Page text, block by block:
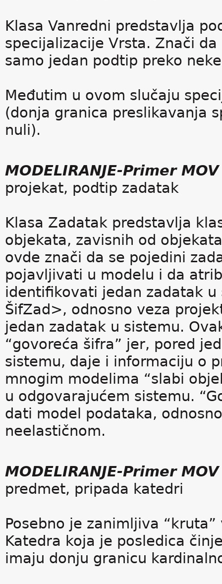
Klasa Vanredni predstavlja
specijalizacije Vrsta. Znači
samo jedan podtip preko
Međutim u ovom slučaju
(donja granica preslikavanja
nuli).
MODELIRANJE-Primer MOV
projekat, podtip zadatak
Klasa Zadatak predstavlja
objekata, zavisnih od
ovde znači da se pojedini
pojavljivati u modelu i da
identifikovati jedan zadatak u
ŠifZad>, odnosno veza
jedan zadatak u sistemu.
“govoreća šifra” jer, pored
sistemu, daje i informaciju o
mnogim modelima “slabi
u odgovarajućem sistemu.
dati model podataka,
neelastičnom.
MODELIRANJE-Primer MOV
predmet, pripada katedri
Posebno je zanimljiva
Katedra koja je posledica
imaju donju granicu